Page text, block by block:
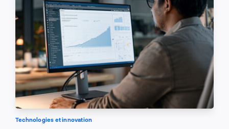
Technologies et innovation